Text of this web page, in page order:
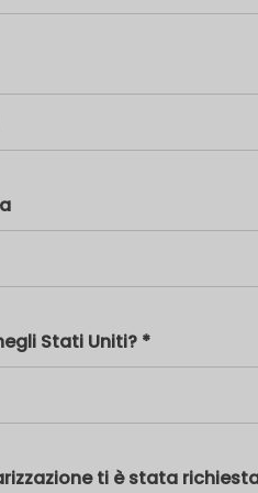
Stati Uniti? *
ti è stata